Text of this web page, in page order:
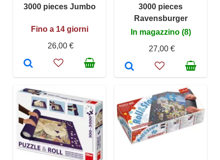
3000 pieces Jumbo
Fino a 14 giorni
26,00 €
3000 pieces
Ravensburger
In magazzino (8)
27,00 €